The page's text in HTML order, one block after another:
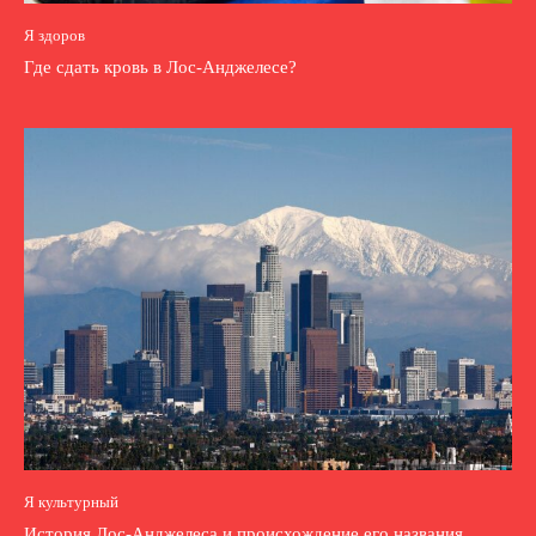
Я здоров
Где сдать кровь в Лос-Анджелесе?
Я культурный